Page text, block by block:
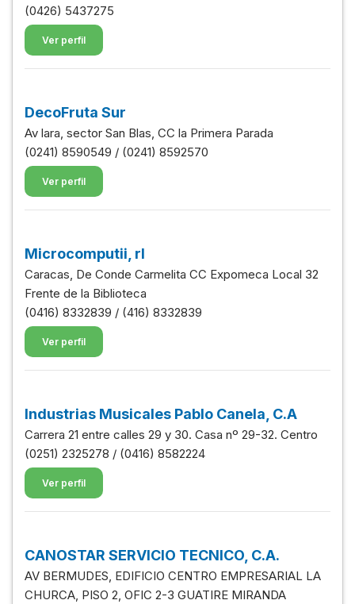
(0426) 5437275
Ver perfil
DecoFruta Sur
Av lara, sector San Blas, CC la Primera Parada
(0241) 8590549 / (0241) 8592570
Ver perfil
Microcomputii, rl
Caracas, De Conde Carmelita CC Expomeca Local 32
Frente de la Biblioteca
(0416) 8332839 / (416) 8332839
Ver perfil
Industrias Musicales Pablo Canela, C.A
Carrera 21 entre calles 29 y 30. Casa nº 29-32. Centro
(0251) 2325278 / (0416) 8582224
Ver perfil
CANOSTAR SERVICIO TECNICO, C.A.
AV BERMUDES, EDIFICIO CENTRO EMPRESARIAL LA
CHURCA, PISO 2, OFIC 2-3 GUATIRE MIRANDA